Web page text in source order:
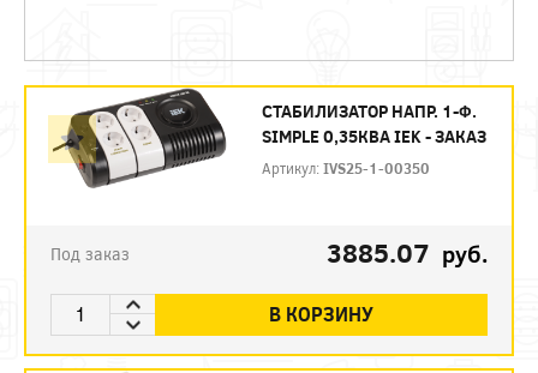
СТАБИЛИЗАТОР НАПР. 1-Ф.
SIMPLE 0,35КВА IEK - ЗАКАЗ
Артикул:IVS25-1-00350
Под заказ 3885.07 руб.
В КОРЗИНУ